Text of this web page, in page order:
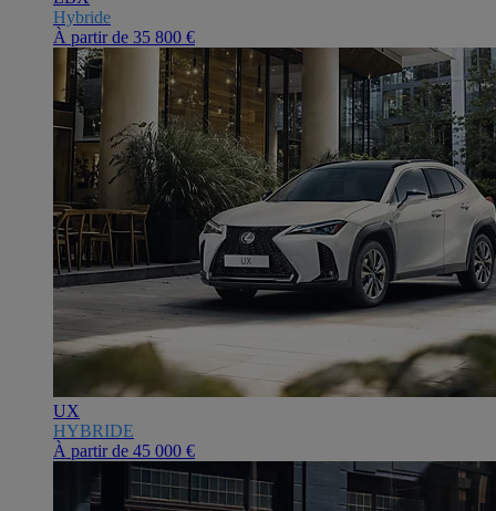
Hybride
À partir de 35 800 €
UX
HYBRIDE
À partir de 45 000 €